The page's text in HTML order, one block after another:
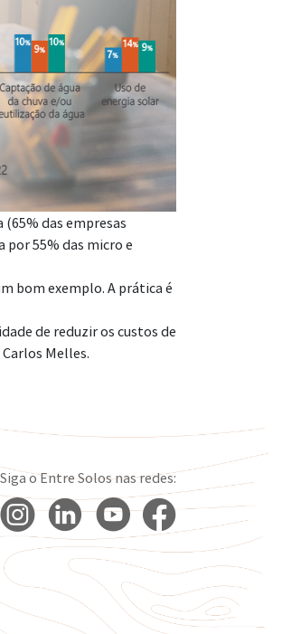
das empresas
55% das micro e
bom exemplo. A prática é
de reduzir os custos de
Melles.
Siga o Entre Solos nas redes: